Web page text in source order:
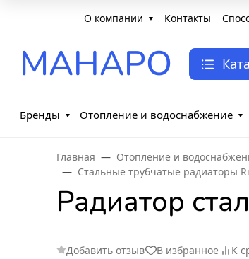
О компании Контакты
МАНАРО
Бренды Отопление и водоснабжение
Главная Отопление и
Стальные трубчатые радиаторы
Радиатор
Добавить отзыв В избранное К